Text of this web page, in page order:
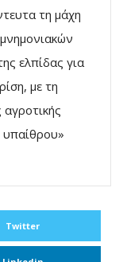
τη μάχη
ελπίδας για
με τη
υπαίθρου»
Twitter